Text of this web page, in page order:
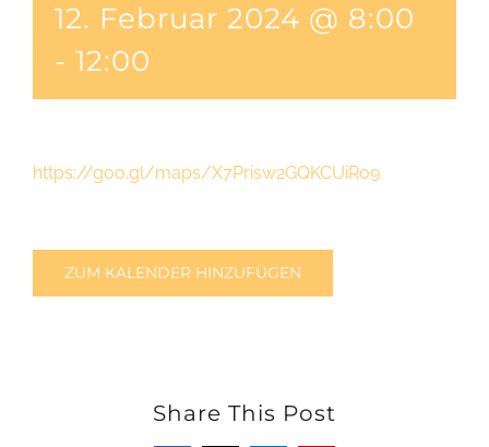
12. Februar 2024 @ 8:00
- 12:00
https://goo.gl/maps/X7Prisw2GQKCUiRo9
ZUM KALENDER HINZUFÜGEN
Share This Post